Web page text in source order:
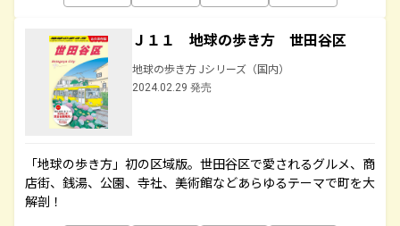
Ｊ１１ 地球の歩き方 世田谷区
地球の歩き方 Jシリーズ（国内）
2024.02.29 発売
「地球の歩き方」初の区域版。世田谷区で愛されるグルメ、商
店街、銭湯、公園、寺社、美術館などあらゆるテーマで町を大
解剖！